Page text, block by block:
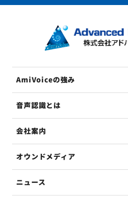
AmiVoiceの強み
音声認識とは
会社案内
オウンドメディア
ニュース